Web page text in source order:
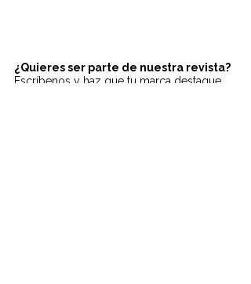
¿Quieres ser parte de nuestra revista?
Escríbenos y haz que tu marca destaque,